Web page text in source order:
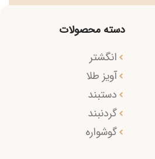
دسته محصولات
انگشتر
آویز طلا
دستبند
گردنبند
گوشواره